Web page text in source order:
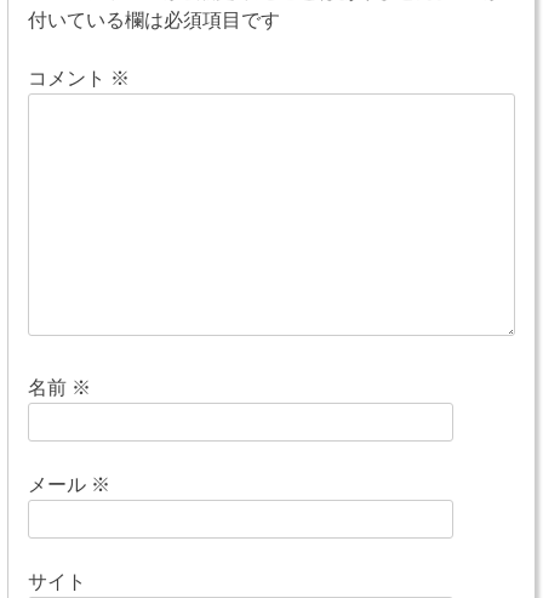
ゲ
ー
付いている欄は必須項目です
コメント ※
名前 ※
メール ※
サイト